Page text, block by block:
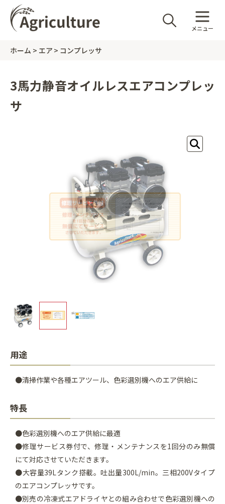
メニュー
ホーム エア コンプレッサ
3馬力静音オイルレスエアコンプレッ
サ
用途
●清掃作業や各種エアツール、色彩選別機へのエア供給に
特長
●色彩選別機へのエア供給に最適
●修理サービス券付で、修理・メンテナンスを1回分のみ無償
にて対応させていただきます。
●大容量39Lタンク搭載。吐出量300L/min。三相200Vタイプ
のエアコンプレッサです。
●別売の冷凍式エアドライヤとの組み合わせで色彩選別機への